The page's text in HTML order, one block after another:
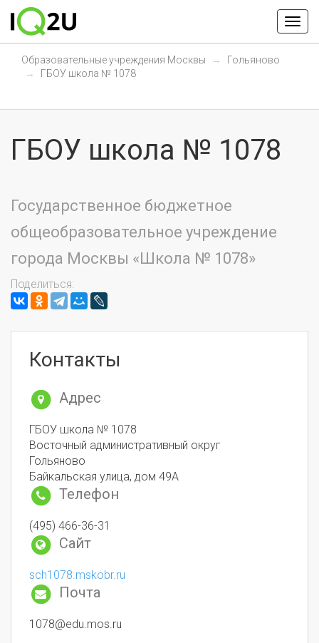
Образовательные учреждения Москвы
Гольяново
ГБОУ школа № 1078
ГБОУ школа № 1078
Государственное бюджетное
общеобразовательное учреждение
города Москвы «Школа № 1078»
Поделиться:
Контакты
Адрес
ГБОУ школа № 1078
Восточный административный округ
Гольяново
Байкальская улица, дом 49А
Телефон
(495) 466-36-31
Сайт
sch1078.mskobr.ru
Почта
1078@edu.mos.ru